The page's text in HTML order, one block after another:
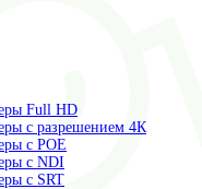
Full HD
с разрешением 4К
с POE
c NDI
с SRT